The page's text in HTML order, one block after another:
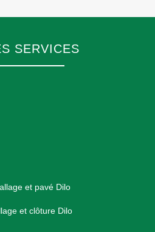
SERVICES
et pavé Dilo
et clôture Dilo